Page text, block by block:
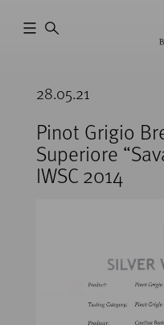
28.05.21
Pinot Grigio
Superiore
IWSC 2014